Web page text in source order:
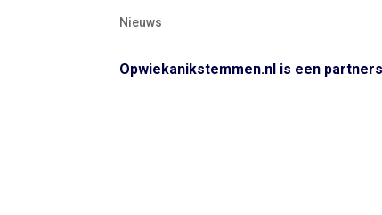
Nieuws
Opwiekanikstemmen.nl is een